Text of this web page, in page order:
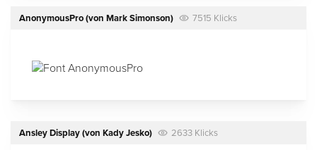
AnonymousPro(von Mark Simonson) 7515 Klicks
Ansley Display(von Kady Jesko) 2633 Klicks